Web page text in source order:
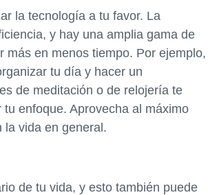
la tecnología a tu favor. La
y hay una amplia gama de
más en menos tiempo. Por ejemplo,
tu día y hacer un
de meditación o de relojería te
enfoque. Aprovecha al máximo
la vida en general.
de tu vida, y esto también puede